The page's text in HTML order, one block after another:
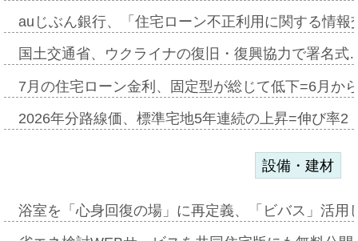
auじぶん銀行、「住宅ローン不正利用に関する情
国土交通省、ウクライナの復旧・復興協力で署名
7月の住宅ローン金利、固定型が総じて低下=6月か
2026年分路線価、標準宅地5年連続の上昇=伸び率
設備・建材
浴室を「心身回復の場」に再定義、「ビバス」活